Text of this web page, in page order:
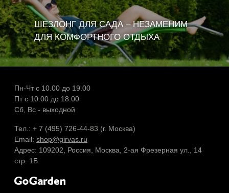
ШЕЗЛОНГ ДЛЯ САДА – НЕЗАМЕНИМ
ДЛЯ КОМФОРТНОГО ОТДЫХА
Пн-Чт с 10.00 до 19.00
Пт с 10.00 до 18.00
Сб, Вс - выходной
Тел.: + 7 (495) 726-44-83 (г. Москва)
Email: shop@girvas.ru
Адрес: 109202, Россия, Москва, 2-ая Фрезерная ул., 14
стр. 1Б